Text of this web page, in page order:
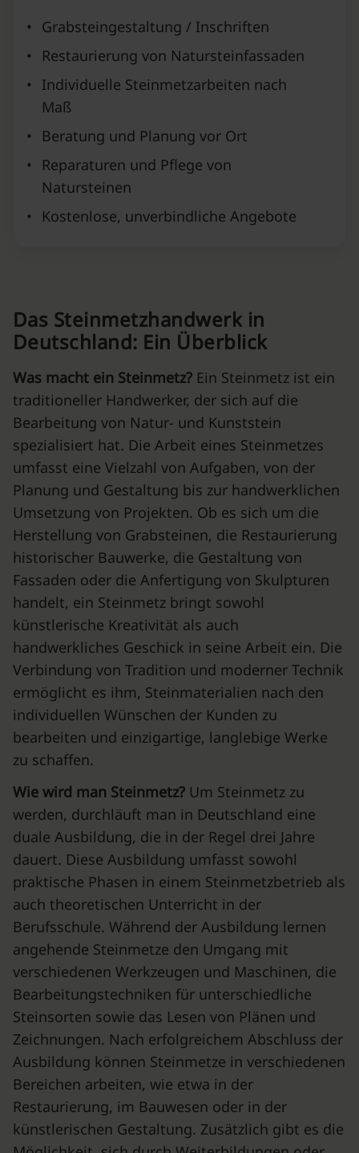
•
Grabsteingestaltung / Inschriften
•
Restaurierung von Natursteinfassaden
•
Individuelle Steinmetzarbeiten nach
Maß
•
Beratung und Planung vor Ort
•
Reparaturen und Pflege von
Natursteinen
•
Kostenlose, unverbindliche Angebote
Das Steinmetzhandwerk in
Deutschland: Ein Überblick
Was macht ein Steinmetz? Ein Steinmetz ist ein
traditioneller Handwerker, der sich auf die
Bearbeitung von Natur- und Kunststein
spezialisiert hat. Die Arbeit eines Steinmetzes
umfasst eine Vielzahl von Aufgaben, von der
Planung und Gestaltung bis zur handwerklichen
Umsetzung von Projekten. Ob es sich um die
Herstellung von Grabsteinen, die Restaurierung
historischer Bauwerke, die Gestaltung von
Fassaden oder die Anfertigung von Skulpturen
handelt, ein Steinmetz bringt sowohl
künstlerische Kreativität als auch
handwerkliches Geschick in seine Arbeit ein. Die
Verbindung von Tradition und moderner Technik
ermöglicht es ihm, Steinmaterialien nach den
individuellen Wünschen der Kunden zu
bearbeiten und einzigartige, langlebige Werke
zu schaffen.
Wie wird man Steinmetz? Um Steinmetz zu
werden, durchläuft man in Deutschland eine
duale Ausbildung, die in der Regel drei Jahre
dauert. Diese Ausbildung umfasst sowohl
praktische Phasen in einem Steinmetzbetrieb als
auch theoretischen Unterricht in der
Berufsschule. Während der Ausbildung lernen
angehende Steinmetze den Umgang mit
verschiedenen Werkzeugen und Maschinen, die
Bearbeitungstechniken für unterschiedliche
Steinsorten sowie das Lesen von Plänen und
Zeichnungen. Nach erfolgreichem Abschluss der
Ausbildung können Steinmetze in verschiedenen
Bereichen arbeiten, wie etwa in der
Restaurierung, im Bauwesen oder in der
künstlerischen Gestaltung. Zusätzlich gibt es die